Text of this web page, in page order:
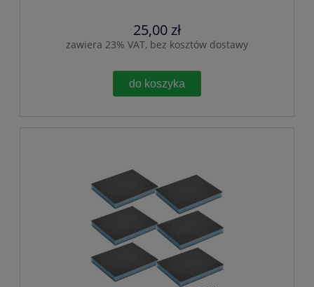
25,00 zł
zawiera 23% VAT, bez kosztów dostawy
do koszyka